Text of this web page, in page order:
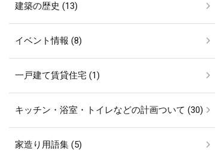
建築の歴史 (13)
イベント情報 (8)
一戸建て賃貸住宅 (1)
キッチン・浴室・トイレなどの計画ついて (30)
家造り用語集 (5)